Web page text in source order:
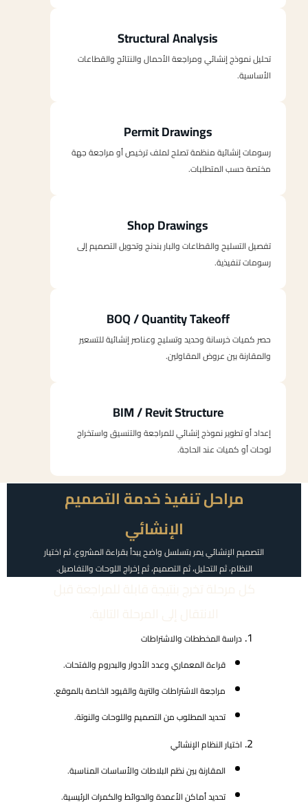
Structural Analysis
تحليل نموذج إنشائي ومراجعة الأحمال والنتائج والقطاعات
الأساسية.
Permit Drawings
رسومات إنشائية منظمة تصلح لملف ترخيص أو مراجعة جهة
مختصة حسب المتطلبات.
Shop Drawings
تفصيل التسليح والقطاعات والبار بندنج وتحويل التصميم إلى
رسومات تنفيذية.
BOQ / Quantity Takeoff
حصر كميات خرسانة وحديد وتسليح وعناصر إنشائية للتسعير
والمقارنة بين عروض المقاولين.
BIM / Revit Structure
إعداد أو تطوير نموذج إنشائي للمراجعة والتنسيق واستخراج
لوحات أو كميات عند الحاجة.
مراحل تنفيذ خدمة التصميم
الإنشائي
التصميم الإنشائي يمر بتسلسل واضح يبدأ بقراءة المشروع، ثم اختيار
النظام، ثم التحليل، ثم التصميم، ثم إخراج اللوحات والتفاصيل.
دراسة المخططات والاشتراطات
قراءة المعماري وعدد الأدوار والبدروم والفتحات.
مراجعة الاشتراطات والتربة والقيود الخاصة بالموقع.
تحديد المطلوب من التصميم واللوحات والنوتة.
اختيار النظام الإنشائي
المقارنة بين نظم البلاطات والأساسات المناسبة.
تحديد أماكن الأعمدة والحوائط والكمرات الرئيسية.